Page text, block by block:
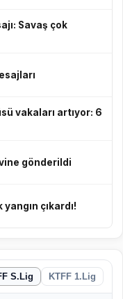
Savaş çok
vakaları artıyor: 6
gönderildi
çıkardı!
S.Lig KTFF 1.Lig